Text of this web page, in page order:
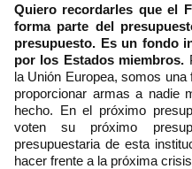
Quiero recordarles que el
forma parte del
presupuesto. Es un fondo
por los Estados miembros.
la Unión Europea, somos
proporcionar armas a nadie
hecho. En el próximo
voten su próximo
presupuestaria de esta
hacer frente a la próxima